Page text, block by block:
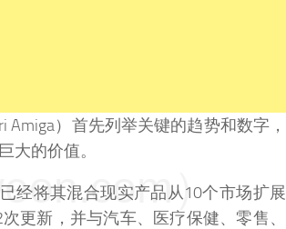
）首先列举关键的趋势和数字，
大的价值。
经将其混合现实产品从10个市场扩展
更新，并与汽车、医疗保健、零售、
）